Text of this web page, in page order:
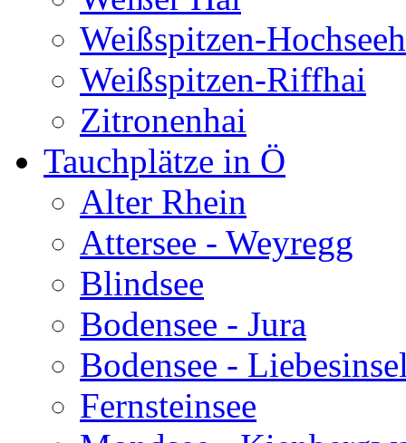
Weißspitzen-
Weißspitzen-Riffhai
Zitronenhai
Tauchplätze in Ö
Alter Rhein
Attersee - Weyregg
Blindsee
Bodensee - Jura
Bodensee -
Fernsteinsee